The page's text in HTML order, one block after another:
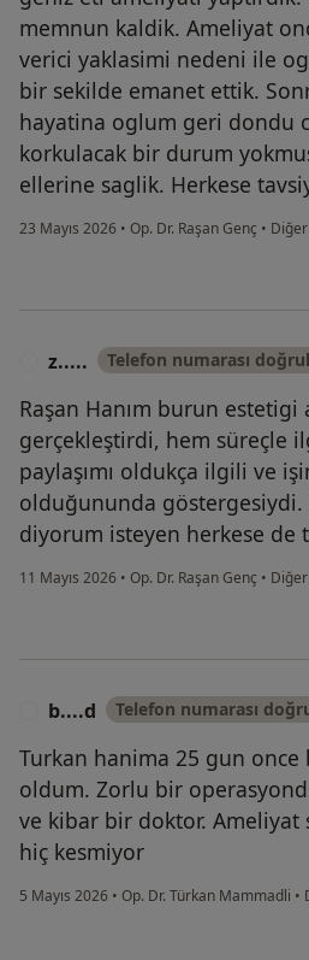
memnun kaldik. Ameliyat
verici yaklasimi nedeni ile
bir sekilde emanet ettik.
hayatina oglum geri dondu
korkulacak bir durum
ellerine saglik. Herkese
23 Mayıs 2026 • Op. Dr. Raşan Genç • Diğer
z..... Telefon numarası
Raşan Hanım burun estetigi
gerçekleştirdi, hem süreçle
paylaşımı oldukça ilgili ve
olduğununda göstergesiydi.
diyorum isteyen herkese de
11 Mayıs 2026 • Op. Dr. Raşan Genç • Diğer
b....d Telefon numarası
Turkan hanima 25 gun once
oldum. Zorlu bir
ve kibar bir doktor. Ameliyat
hiç kesmiyor
5 Mayıs 2026 • Op. Dr. Türkan Mammadli •